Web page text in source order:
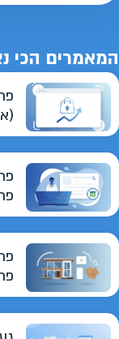
המאמרים הכי